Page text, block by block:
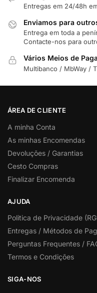
Entregas em 24/48h
Enviamos para
Entrega em toda a
Contacte-nos para
Vários Meios de
Multibanco / MbWay /
ÁREA DE CLIENTE
A minha Conta
As minhas Encomendas
Devoluções / Garantias
Cesto Compras
Finalizar Encomenda
AJUDA
Politica de Privacidade
Entregas / Métodos de
Perguntas Frequentes /
Termos e Condições
SIGA-NOS